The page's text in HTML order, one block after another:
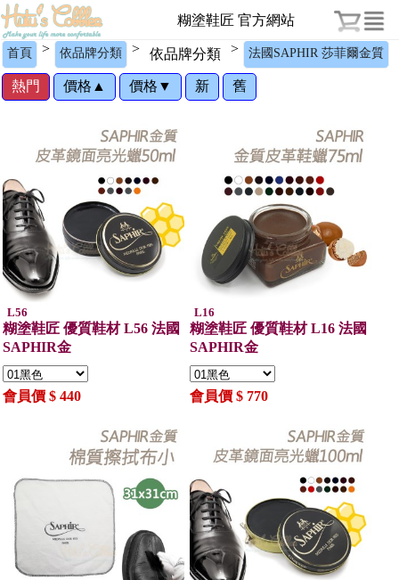
糊塗鞋匠 官方網站
首頁 > 依品牌分類 > 依品牌分類 > 法國SAPHIR 莎菲爾金質
熱門 價格▲ 價格▼ 新 舊
L56
糊塗鞋匠 優質鞋材 L56 法國
SAPHIR金
會員價 $ 440
L16
糊塗鞋匠 優質鞋材 L16 法國
SAPHIR金
會員價 $ 770